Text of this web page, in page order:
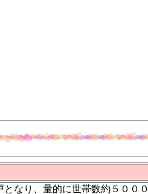
なり、量的に世帯数約５００